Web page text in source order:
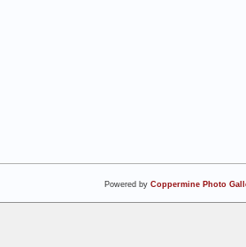
Powered by Coppermine Photo